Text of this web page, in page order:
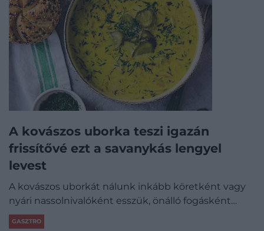
A kovászos uborka teszi igazán
frissítővé ezt a savanykás lengyel
levest
A kovászos uborkát nálunk inkább köretként vagy
nyári nassolnivalóként esszük, önálló fogásként…
GASZTRO